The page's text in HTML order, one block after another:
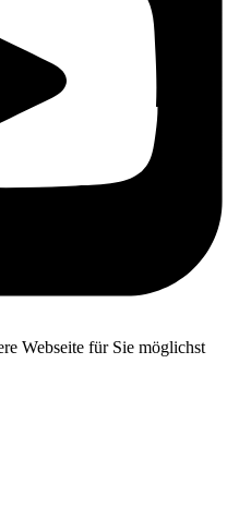
Webseite für Sie möglichst